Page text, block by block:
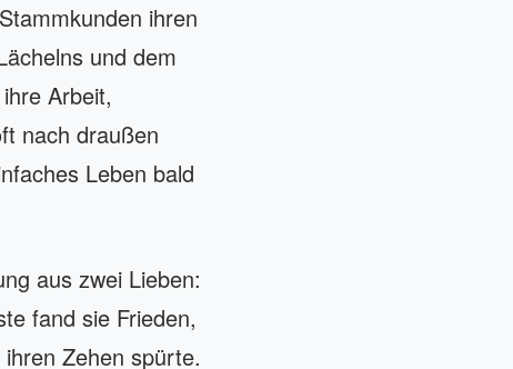
ihren
und dem
Arbeit,
nach draußen
Leben bald
aus zwei Lieben:
fand sie Frieden,
Zehen spürte.